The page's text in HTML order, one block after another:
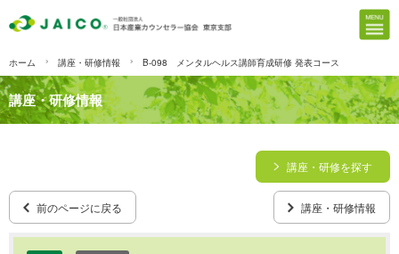
ホーム 講座・研修情報 B-098 メンタルヘルス講師育成研修 発表コース
講座・研修情報
前のページに戻る 講座・研修情報
講座・研修を探す